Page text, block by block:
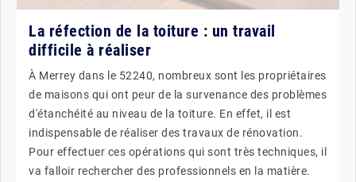
La réfection de la toiture : un travail
difficile à réaliser
À Merrey dans le 52240, nombreux sont les propriétaires
de maisons qui ont peur de la survenance des problèmes
d'étanchéité au niveau de la toiture. En effet, il est
indispensable de réaliser des travaux de rénovation.
Pour effectuer ces opérations qui sont très techniques, il
va falloir rechercher des professionnels en la matière.